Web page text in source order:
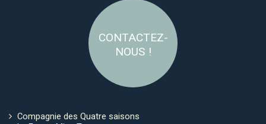
CONTACTEZ-
NOUS !
Compagnie des Quatre saisons